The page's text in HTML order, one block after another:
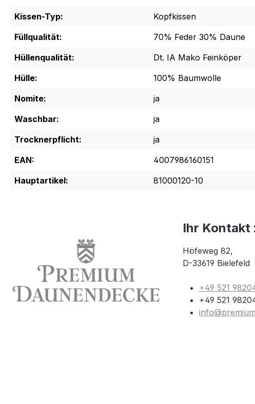
Kissen-Typ:
Kopfkissen
Füllqualität:
70% Feder 30% Daune
Hüllenqualität:
Dt. IA Mako Feinköper
Hülle:
100% Baumwolle
Nomite:
ja
Waschbar:
ja
Trocknerpflicht:
ja
EAN:
4007986160151
Hauptartikel:
81000120-10
Ihr Kontakt
Höfeweg 82,
D-33619 Bielefeld
+49 521
+49 521